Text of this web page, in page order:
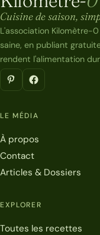
Kilomètre-0
Cuisine de saison,
L'association Kilomètre-
saine, en publiant
rendent l'alimentation
LE MÉDIA
À propos
Contact
Articles & Dossiers
EXPLORER
Toutes les recettes